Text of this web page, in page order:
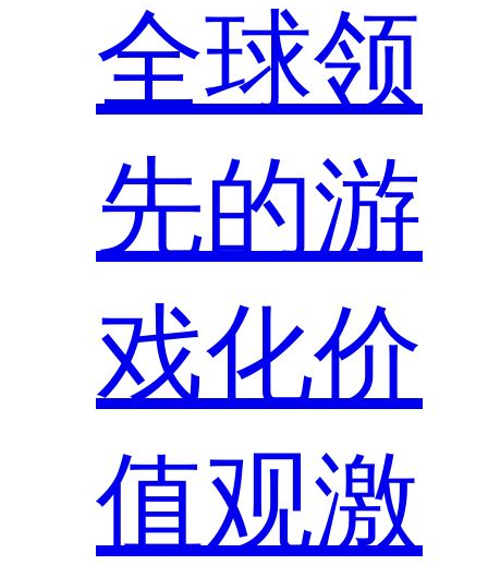
全球领
先的游
戏化价
值观激